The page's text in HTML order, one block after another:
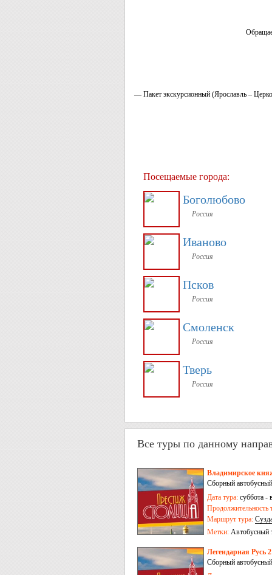
— Пакет экскурсионный (Ярославль –
Посещаемые города:
Боголюбово
Россия
Иваново
Россия
Псков
Россия
Смоленск
Россия
Тверь
Россия
Все туры по данному
Владимирское
Сборный
Дата тура: суббота -
Продолжительность
Маршрут тура:
Метки: Автобусный
Легендарная Русь
Сборный